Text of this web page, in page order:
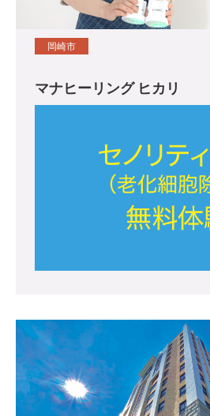
岡崎市
マナヒーリング ヒカリ